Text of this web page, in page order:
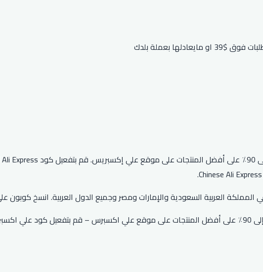
يوفر لك كود خصم علي اكسبرس 2026 خصمًا يصل إلى 90٪ على أفضل المنتجات على موقع علي اكسبرس